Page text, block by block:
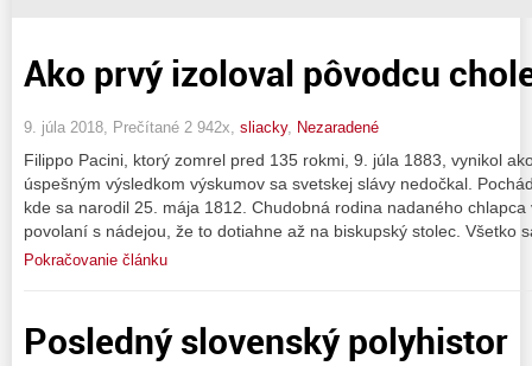
Ako prvý izoloval pôvodcu
9. júla 2018, Prečítané 2 942x, sliacky, Nezaradené
Filippo Pacini, ktorý zomrel pred 135 rokmi, 9. júla 1883, vynikol
úspešným výsledkom výskumov sa svetskej slávy nedočkal.
kde sa narodil 25. mája 1812. Chudobná rodina nadaného
povolaní s nádejou, že to dotiahne až na biskupský stolec. Všetko
Pokračovanie článku
Posledný slovenský polyhistor